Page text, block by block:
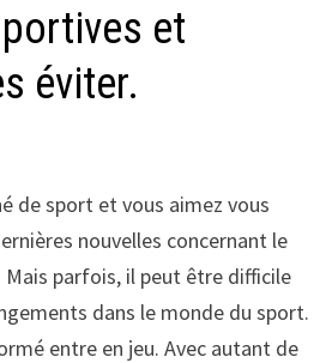
et
éviter.
de sport et vous aimez vous
nouvelles concernant le
parfois, il peut être difficile
dans le monde du sport.
entre en jeu. Avec autant de